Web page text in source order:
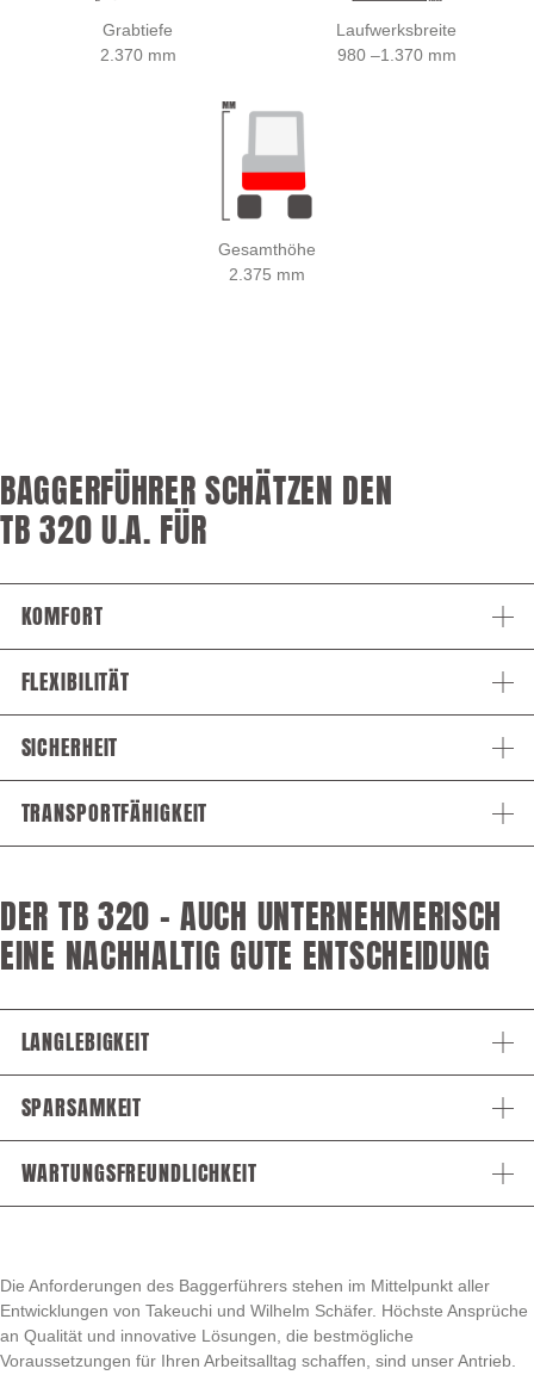
Grabtiefe
2.370 mm
Laufwerksbreite
980 –1.370 mm
Gesamthöhe
2.375 mm
BAGGERFÜHRER SCHÄTZEN DEN
TB 320 U.A. FÜR
KOMFORT
FLEXIBILITÄT
SICHERHEIT
TRANSPORTFÄHIGKEIT
DER TB 320 – AUCH UNTERNEHMERISCH
EINE NACHHALTIG GUTE ENTSCHEIDUNG
LANGLEBIGKEIT
SPARSAMKEIT
WARTUNGSFREUNDLICHKEIT
Die Anforderungen des Baggerführers stehen im Mittelpunkt aller
Entwicklungen von Takeuchi und Wilhelm Schäfer. Höchste Ansprüche
an Qualität und innovative Lösungen, die bestmögliche
Voraussetzungen für Ihren Arbeitsalltag schaffen, sind unser Antrieb.